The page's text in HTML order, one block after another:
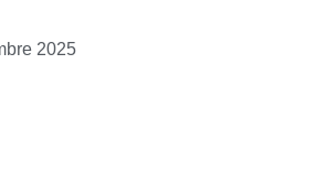
2025